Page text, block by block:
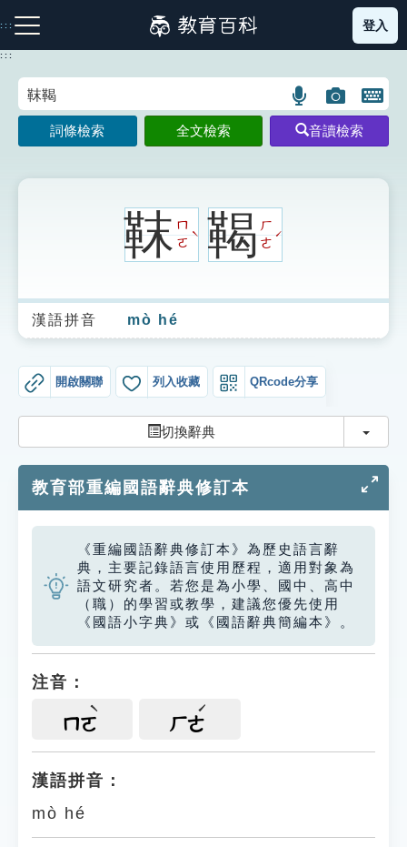
到
主
:::
注音索引圖示 筆畫索引圖示 部首索引表圖示
生字詞彙表
成語故事
索引選單
單字索引
生命大百科索引
遊戲專區
教學應用
貓頭鷹博士
登入
:::
語
言
搜
圖
片
搜
開
鍵
圖
詞條檢索 全文檢索 音讀檢索
靺ㄇ
ㄛ
ˋ 鞨ㄏ
ㄜ
ˊ
漢語拼音 mò hé
開啟關聯 列入收藏 QRcode分享
切換辭典 切換
教育部重編國語辭典修訂本
《重編國語辭典修訂本》為歷史語言辭
典，主要記錄語言使用歷程，適用對象為
語文研究者。若您是為小學、國中、高中
（職）的學習或教學，建議您優先使用
《國語小字典》或《國語辭典簡編本》。
注音：
ㄇㄛ ㄏㄜ
漢語拼音：
mò hé